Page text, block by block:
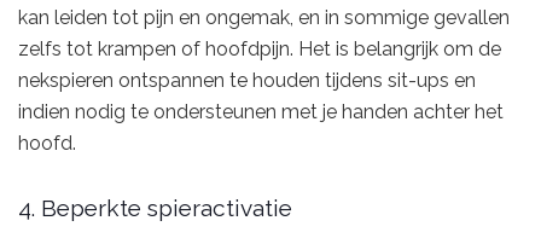
kan leiden tot pijn en ongemak, en in sommige gevallen
zelfs tot krampen of hoofdpijn. Het is belangrijk om de
nekspieren ontspannen te houden tijdens sit-ups en
indien nodig te ondersteunen met je handen achter het
hoofd.
4. Beperkte spieractivatie